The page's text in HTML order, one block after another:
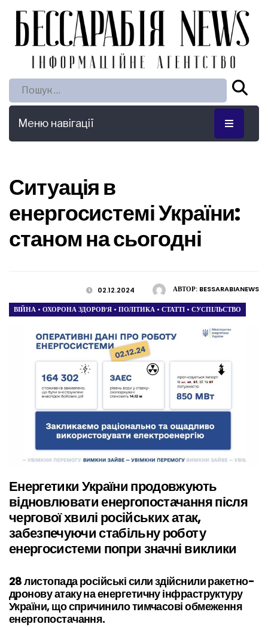
Пошук:
Меню навігації
Ситуація в
енергосистемі України:
станом на сьогодні
АВТОР: BESSARABIANEWS
02.12.2024
ВІЙНА • ОХОРОНА ЗДОРОВ’Я • ПОЛІТИКА • СТАТТІ • СУСПІЛЬСТВО
Енергетики України продовжують
відновлювати енергопостачання після
чергової хвилі російських атак,
забезпечуючи стабільну роботу
енергосистеми попри значні виклики
28 листопада російські сили здійснили ракетно-
дронову атаку на енергетичну інфраструктуру
України, що спричинило тимчасові обмеження
енергопостачання.